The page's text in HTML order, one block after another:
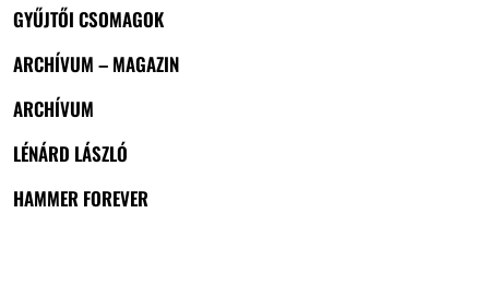
GYŰJTŐI CSOMAGOK
ARCHÍVUM – MAGAZIN
ARCHÍVUM
LÉNÁRD LÁSZLÓ
HAMMER FOREVER